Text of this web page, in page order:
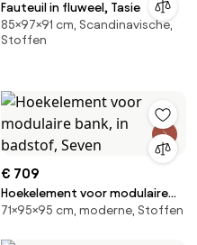
Fauteuil in fluweel, Tasie
85×97×91 cm, Scandinavische,
Stoffen
€ 709
Hoekelement voor modulaire
bank, in badstof, Seven
71×95×95 cm, moderne, Stoffen